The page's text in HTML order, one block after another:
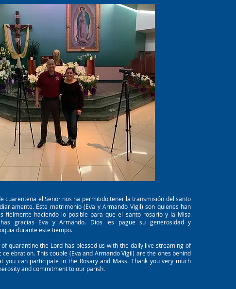
cuarentena el Señor nos ha permitido tener la transmisión del santo
Este matrimonio (Eva y Armando Vigil) son quienes han
fielmente haciendo lo posible para que el santo rosario y la Misa
gracias Eva y Armando. Dios les pague su generosidad y
durante este tiempo.
quarantine the Lord has blessed us with the daily live-streaming of
celebration. This couple (Eva and Armando Vigil) are the ones behind
you can participate in the Rosary and Mass. Thank you very much
and commitment to our parish.